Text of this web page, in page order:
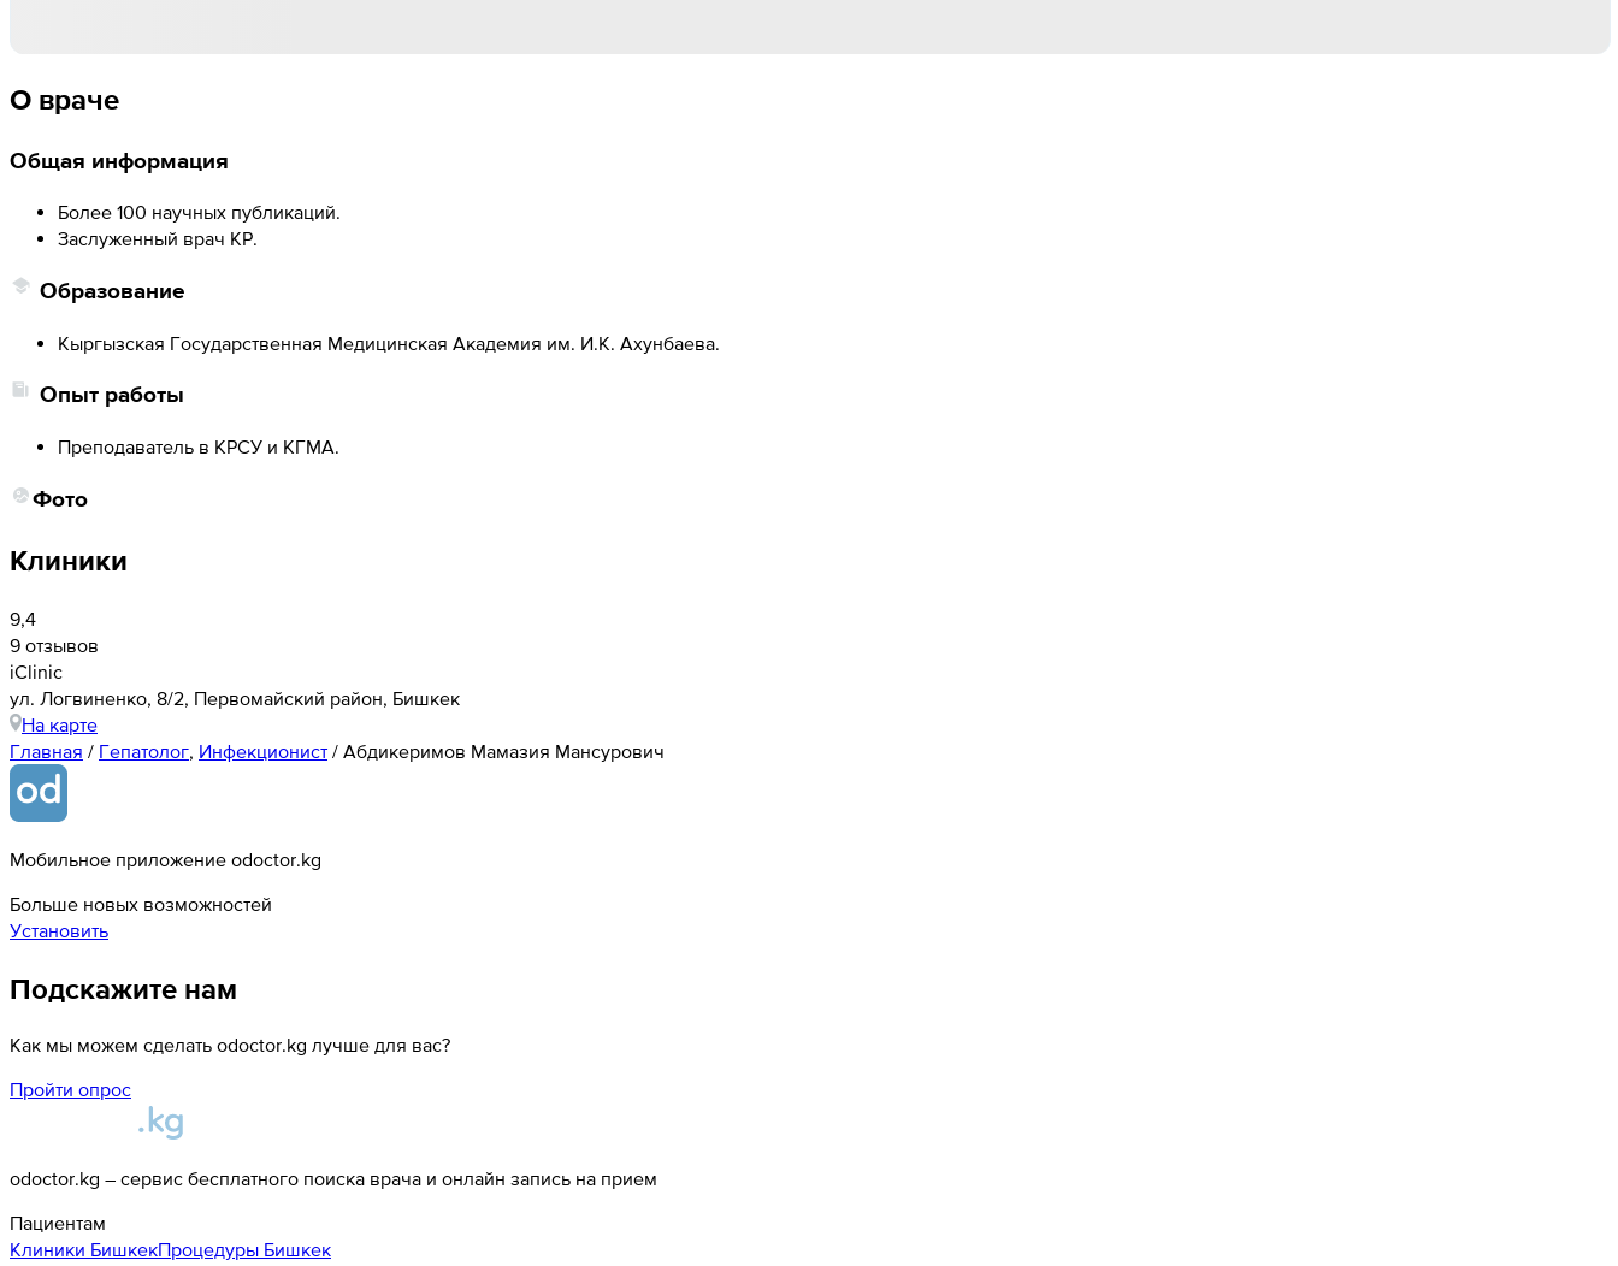
О враче
Общая информация
Более 100 научных публикаций.
Заслуженный врач КР.
Образование
Кыргызская Государственная Медицинская Академия им. И.К. Ахунбаева.
Опыт работы
Преподаватель в КРСУ и КГМА.
Фото
Клиники
9,4
9 отзывов
iClinic
ул. Логвиненко, 8/2, Первомайский район, Бишкек
На карте
Главная / Гепатолог, Инфекционист / Абдикеримов Мамазия Мансурович
Мобильное приложение odoctor.kg
Больше новых возможностей
Установить
Подскажите нам
Как мы можем сделать odoctor.kg лучше для вас?
Пройти опрос
odoctor.kg – сервис бесплатного поиска врача и онлайн запись на прием
Пациентам
Клиники БишкекПроцедуры Бишкек